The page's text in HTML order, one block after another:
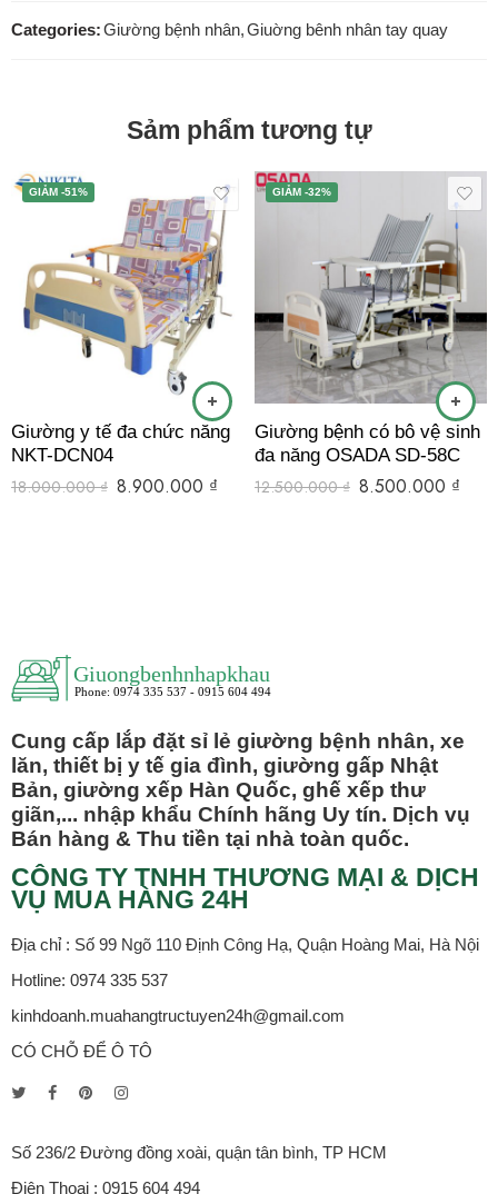
Categories:Giường bệnh nhân,Giuờng bênh nhân tay quay
Sảm phẩm tương tự
GIẢM -51%
Giường y tế đa chức năng
NKT-DCN04
18.000.000₫ 8.900.000 ₫
GIẢM -32%
Giường bệnh có bô vệ sinh
đa năng OSADA SD-58C
12.500.000₫ 8.500.000 ₫
Cung cấp lắp đặt sỉ lẻ giường bệnh nhân, xe
lăn, thiết bị y tế gia đình, giường gấp Nhật
Bản, giường xếp Hàn Quốc, ghế xếp thư
giãn,... nhập khẩu Chính hãng Uy tín. Dịch vụ
Bán hàng & Thu tiền tại nhà toàn quốc.
CÔNG TY TNHH THƯƠNG MẠI & DỊCH
VỤ MUA HÀNG 24H
Địa chỉ : Số 99 Ngõ 110 Định Công Hạ, Quận Hoàng Mai, Hà Nội
Hotline: 0974 335 537
kinhdoanh.muahangtructuyen24h@gmail.com
CÓ CHỖ ĐỂ Ô TÔ
Số 236/2 Đường đồng xoài, quận tân bình, TP HCM
Điện Thoại : 0915 604 494